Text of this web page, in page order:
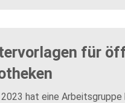
für
hat eine Arbeitsgruppe